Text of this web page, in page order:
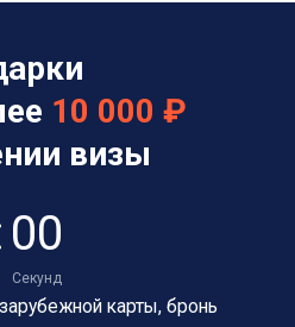
10 000 ₽
визы
00
Секунд
карты, бронь